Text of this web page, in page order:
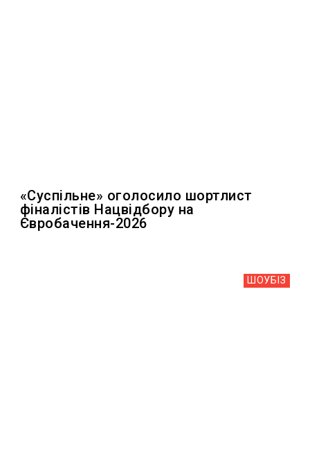
«Суспільне» оголосило шортлист
фіналістів Нацвідбору на
Євробачення-2026
ШОУБIЗ